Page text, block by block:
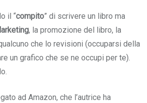
il “compito” di scrivere un libro ma
, la promozione del libro, la
che lo revisioni (occuparsi della
un grafico che se ne occupi per te).
ad Amazon, che l’autrice ha